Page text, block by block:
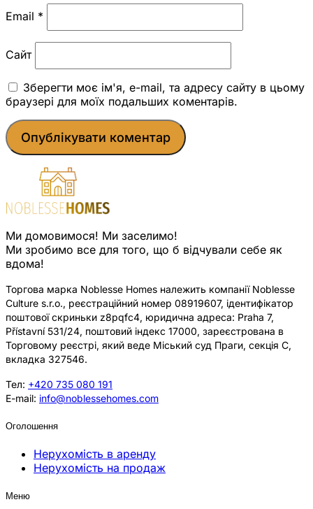
Email *
Сайт
Зберегти моє ім'я, e-mail, та адресу сайту в цьому
браузері для моїх подальших коментарів.
Ми домовимося! Ми заселимо!
Ми зробимо все для того, що б відчували себе як
вдома!
Торгова марка Noblesse Homes належить компанії Noblesse
Culture s.r.o., реєстраційний номер 08919607, ідентифікатор
поштової скриньки z8pqfc4, юридична адреса: Praha 7,
Přístavní 531/24, поштовий індекс 17000, зареєстрована в
Торговому реєстрі, який веде Міський суд Праги, секція C,
вкладка 327546.
Тел: +420 735 080 191
E-mail: info@noblessehomes.com
Оголошення
Нерухомість в аренду
Нерухомість на продаж
Меню